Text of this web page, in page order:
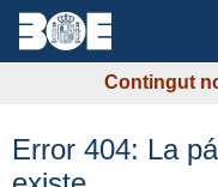
Contingut
Error 404: La